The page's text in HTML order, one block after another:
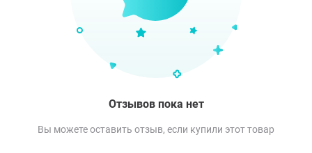
Отзывов пока нет
Вы можете оставить отзыв, если купили этот товар